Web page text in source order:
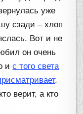
уже
сзади – хлоп
Вот и не
он очень
ис того света
.
верит, а кто